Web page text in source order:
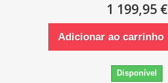
1 199,95 €
Adicionar ao carrinho
Disponível